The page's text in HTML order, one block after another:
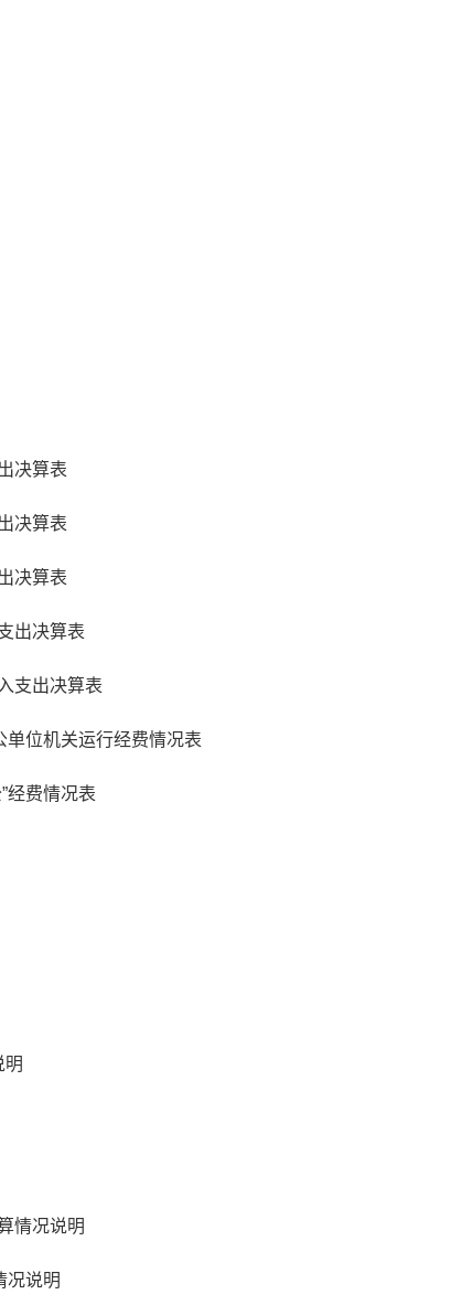
决算表
决算表
决算表
出决算表
支出决算表
单位机关运行经费情况表
经费情况表
明
情况说明
况说明